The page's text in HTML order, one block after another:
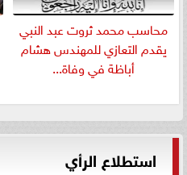
​محاسب محمد ثروت عبد النبي
يقدم التعازي للمهندس هشام
أباظة في وفاة...
استطلاع الرأي